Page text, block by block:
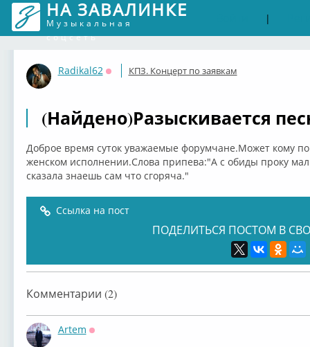
НА ЗАВАЛИНКЕ
Музыкальная
соцсеть
|
Radikal62
Оффлайн
КПЗ. Концерт по заявкам
(Найдено)Разыскивается
Доброе время суток уважаемые форумчане.Может кому
женском исполнении.Слова припева:"А с обиды проку
сказала знаешь сам что сгоряча."
Ссылка на пост
ПОДЕЛИТЬСЯ ПОСТОМ В
Комментарии (2)
Artem